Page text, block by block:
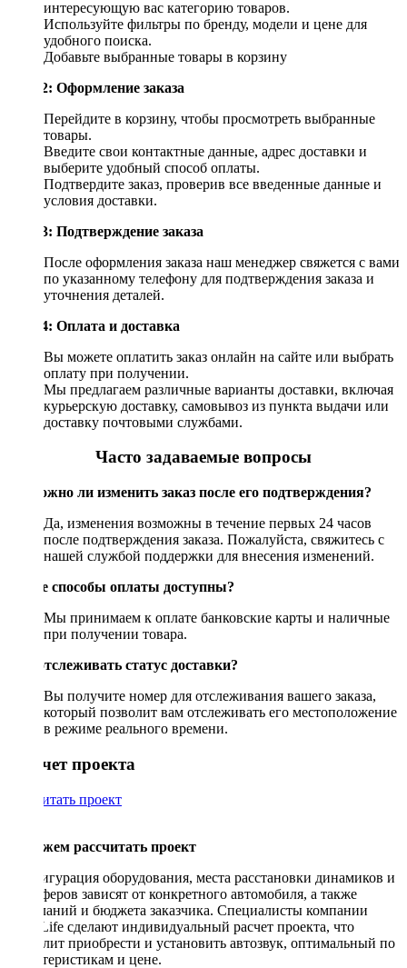
интересующую вас категорию товаров.
Используйте фильтры по бренду, модели и цене для
удобного поиска.
Добавьте выбранные товары в корзину
Шаг 2: Оформление заказа
Перейдите в корзину, чтобы просмотреть выбранные
товары.
Введите свои контактные данные, адрес доставки и
выберите удобный способ оплаты.
Подтвердите заказ, проверив все введенные данные и
условия доставки.
Шаг 3: Подтверждение заказа
После оформления заказа наш менеджер свяжется с вами
по указанному телефону для подтверждения заказа и
уточнения деталей.
Шаг 4: Оплата и доставка
Вы можете оплатить заказ онлайн на сайте или выбрать
оплату при получении.
Мы предлагаем различные варианты доставки, включая
курьерскую доставку, самовывоз из пункта выдачи или
доставку почтовыми службами.
Часто задаваемые вопросы
Возможно ли изменить заказ после его подтверждения?
Да, изменения возможны в течение первых 24 часов
после подтверждения заказа. Пожалуйста, свяжитесь с
нашей службой поддержки для внесения изменений.
Какие способы оплаты доступны?
Мы принимаем к оплате банковские карты и наличные
при получении товара.
Как отслеживать статус доставки?
Вы получите номер для отслеживания вашего заказа,
который позволит вам отслеживать его местоположение
в режиме реального времени.
Рассчет проекта
Рассчитать проект
Поможем рассчитать проект
Конфигурация оборудования, места расстановки динамиков и
сабвуферов зависят от конкретного автомобиля, а также
пожеланий и бюджета заказчика. Специалисты компании
DriveLife сделают индивидуальный расчет проекта, что
позволит приобрести и установить автозвук, оптимальный по
характеристикам и цене.